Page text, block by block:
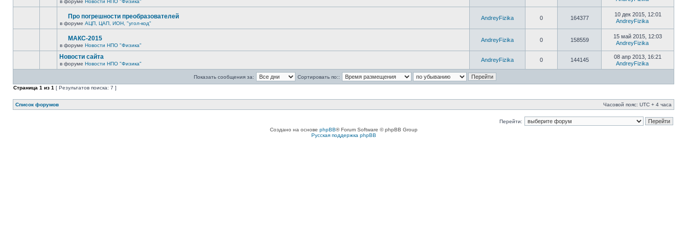
в форуме Новости НПО "Физика"
Про погрешности преобразователей
в форуме АЦП, ЦАП, ИОН, "угол-код"
AndreyFizika 0 164377
10 дек 2015, 12:01
AndreyFizika
МАКС-2015
в форуме Новости НПО "Физика"
AndreyFizika 0 158559
15 май 2015, 12:03
AndreyFizika
Новости сайта
в форуме Новости НПО "Физика"
AndreyFizika 0 144145
08 апр 2013, 16:21
AndreyFizika
Показать сообщения за:
Сортировать по::
Страница 1 из 1 [ Результатов поиска: 7 ]
Список форумов Часовой пояс: UTC + 4 часа
Перейти:
Создано на основе phpBB® Forum Software © phpBB Group
Русская поддержка phpBB